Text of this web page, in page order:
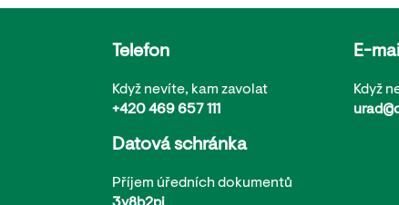
Telefon
Když nevíte, kam zavolat
+420 469 657 111
E-
Když
Datová schránka
Příjem úředních dokumentů